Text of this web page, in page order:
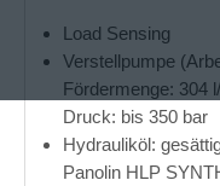
Load Sensing
Verstellpumpe
Fördermenge: 304
Druck: bis 350 bar
Hydrauliköl:
Panolin HLP